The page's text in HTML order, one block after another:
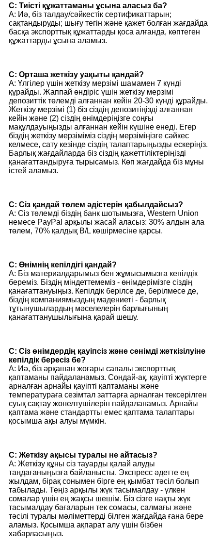
С: Тиісті құжаттаманы ұсына аласыз ба?
A: Иә, біз талдау/сәйкестік сертификаттарын;
сақтандыруды; шығу тегін және қажет болған жағдайда
басқа экспорттық құжаттарды қоса алғанда, көптеген
құжаттарды ұсына аламыз.
С: Орташа жеткізу уақыты қандай?
A: Үлгілер үшін жеткізу мерзімі шамамен 7 күнді
құрайды. Жаппай өндіріс үшін жеткізу мерзімі
депозиттік төлемді алғаннан кейін 20-30 күнді құрайды.
Жеткізу мерзімі (1) біз сіздің депозитіңізді алғаннан
кейін және (2) сіздің өнімдеріңізге соңғы
мақұлдауыңызды алғаннан кейін күшіне енеді. Егер
біздің жеткізу мерзіміміз сіздің мерзіміңізге сәйкес
келмесе, сату кезінде сіздің талаптарыңызды ескеріңіз.
Барлық жағдайларда біз сіздің қажеттіліктеріңізді
қанағаттандыруға тырысамыз. Көп жағдайда біз мұны
істей аламыз.
С: Сіз қандай төлем әдістерін қабылдайсыз?
A: Сіз төлемді біздің банк шотымызға, Western Union
немесе PayPal арқылы жасай аласыз: 30% алдын ала
төлем, 70% қалдық B/L көшірмесіне қарсы.
С: Өнімнің кепілдігі қандай?
A: Біз материалдарымыз бен жұмысымызға кепілдік
береміз. Біздің міндеттемеміз - өнімдерімізге сіздің
қанағаттануыңыз. Кепілдік берілсе де, берілмесе де,
біздің компаниямыздың мәдениеті - барлық
тұтынушылардың мәселелерін барлығының
қанағаттанушылығына қарай шешу.
С: Сіз өнімдердің қауіпсіз және сенімді жеткізілуіне
кепілдік бересіз бе?
A: Иә, біз әрқашан жоғары сапалы экспорттық
қаптаманы пайдаланамыз. Сондай-ақ, қауіпті жүктерге
арналған арнайы қауіпті қаптаманы және
температураға сезімтал заттарға арналған тексерілген
суық сақтау жөнелтушілерін пайдаланамыз. Арнайы
қаптама және стандартты емес қаптама талаптары
қосымша ақы алуы мүмкін.
С: Жеткізу ақысы туралы не айтасыз?
A: Жеткізу құны сіз тауарды қалай алуды
таңдағаныңызға байланысты. Экспресс әдетте ең
жылдам, бірақ сонымен бірге ең қымбат тәсіл болып
табылады. Теңіз арқылы жүк тасымалдау - үлкен
сомалар үшін ең жақсы шешім. Біз сізге нақты жүк
тасымалдау бағаларын тек сомасы, салмағы және
тәсілі туралы мәліметтерді білген жағдайда ғана бере
аламыз. Қосымша ақпарат алу үшін бізбен
хабарласыңыз.